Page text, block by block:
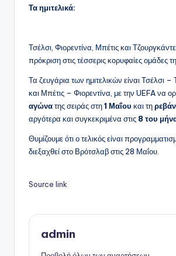
Τα ημιτελικά:
Τσέλσι, Φιορεντίνα, Μπέτις και
πρόκριση στις τέσσερις κορυφαίες ομάδες
Τα ζευγάρια των ημιτελικών είναι Τσέλσι –
και Μπέτις – Φιορεντίνα, με την UEFA να
αγώνατης σειράς στη1 Μαΐου και τη
αργότερα και συγκεκριμένα στις 8 του
Θυμίζουμε ότι ο τελικός είναι
διεξαχθεί στο Βρότσλαβ στις 28 Μαΐου.
Source link
admin